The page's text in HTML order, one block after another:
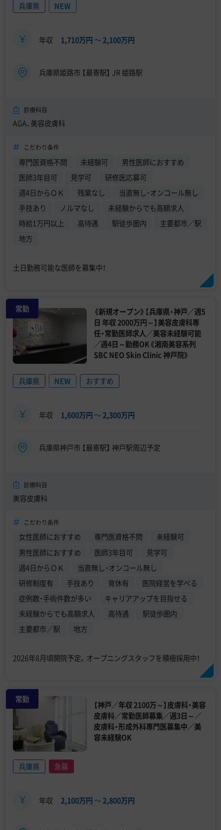
兵庫県 NEW
年収 1,710万円 〜2,100万円
兵庫県姫路市 【最寄駅】 JR 姫路駅
診療科目
AGA、美容皮膚科
こだわり条件
専門医資格不問 未経験可
男性医師におすすめ
医師3年目可
見学可
研修医応募可
週4日からＯＫ
残業なし
当直無し・オンコール無し
手技あり
ノルマなし
未経験からでも高額求人
時給1万円以上
高待遇 駅徒歩圏内
主要都市／駅
地方
土日勤務可能な医師を募集中！
常勤
《新規オープン》【兵庫県・神戸／週5
日 年収 2000万円～】美容皮膚科専
任・常勤医師求人／美容未経験可能
／週4日～勤務OK《湘南美容系列
SBC NEO Skin Clinic 神戸院》
兵庫県 NEW おすすめ
年収 1,600万円 〜2,300万円
兵庫県神戸市 【最寄駅】 神戸駅周辺予定
診療科目
美容皮膚科
こだわり条件
女性医師におすすめ 専門医資格不問
未経験可
男性医師におすすめ
医師3年目可
見学可
週4日からＯＫ
当直無し・オンコール無し
研修制度有
手技あり 育休有
医院経営を学べる
症例数・手術件数が多い
キャリアアップを目指せる
未経験からでも高額求人
高待遇
駅徒歩圏内
主要都市／駅
地方
2026年8月頃開院予定。オープニングスタッフを積極採用中！
常勤
【神戸／年収 2100万～】皮膚科・美容
皮膚科／常勤医師募集／週3日～／
皮膚科・形成外科専門医募集中／美
容未経験OK
兵庫県 急募
年収 2,100万円 〜2,800万円